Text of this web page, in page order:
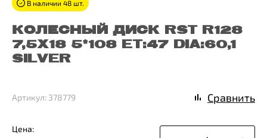
КОЛЕСНЫЙ ДИСК RST R128
7,5X18 5*108 ET:47 DIA:60,1
SILVER
В наличии 48 шт.
Цена:
Артикул: 378779 Сравнить